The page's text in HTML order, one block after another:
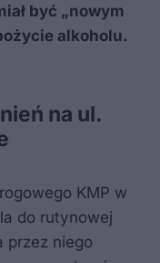
być „nowym
alkoholu.
na ul.
KMP w
do rutynowej
przez niego